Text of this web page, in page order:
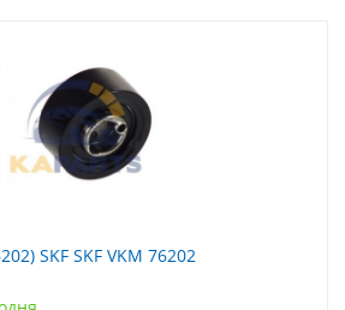
SKF SKF VKM 76202